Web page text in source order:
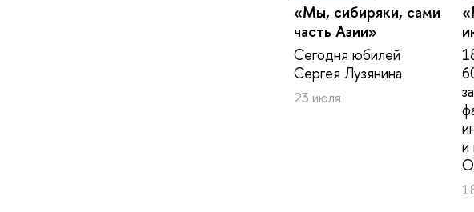
«Мы, сибиряки, сами
часть Азии»
Сегодня юбилей
Сергея Лузянина
23 июля
и